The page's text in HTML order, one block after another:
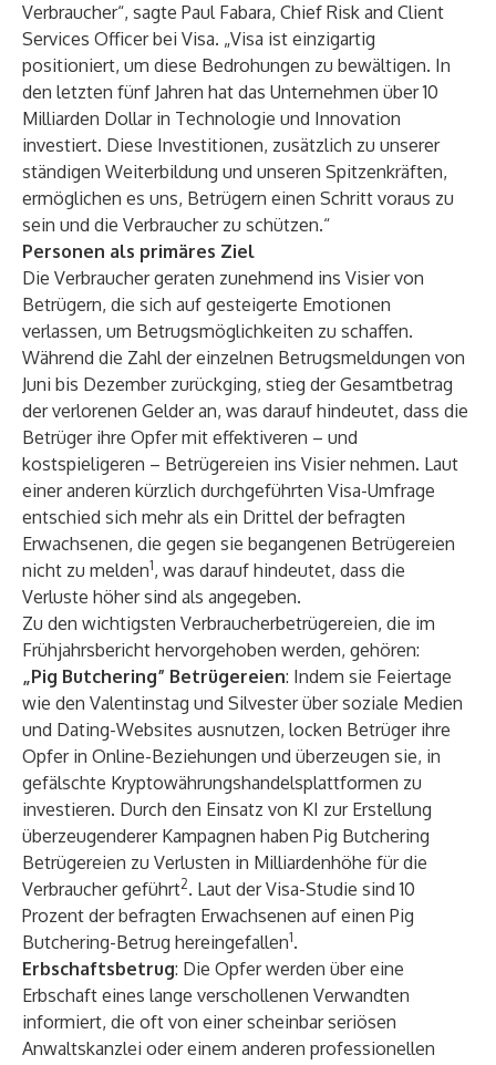
Verbraucher“, sagte Paul Fabara, Chief Risk and Client
Services Officer bei Visa. „Visa ist einzigartig
positioniert, um diese Bedrohungen zu bewältigen. In
den letzten fünf Jahren hat das Unternehmen über 10
Milliarden Dollar in Technologie und Innovation
investiert. Diese Investitionen, zusätzlich zu unserer
ständigen Weiterbildung und unseren Spitzenkräften,
ermöglichen es uns, Betrügern einen Schritt voraus zu
sein und die Verbraucher zu schützen.“
Personen als primäres Ziel
Die Verbraucher geraten zunehmend ins Visier von
Betrügern, die sich auf gesteigerte Emotionen
verlassen, um Betrugsmöglichkeiten zu schaffen.
Während die Zahl der einzelnen Betrugsmeldungen von
Juni bis Dezember zurückging, stieg der Gesamtbetrag
der verlorenen Gelder an, was darauf hindeutet, dass die
Betrüger ihre Opfer mit effektiveren – und
kostspieligeren – Betrügereien ins Visier nehmen. Laut
einer anderen kürzlich durchgeführten Visa-Umfrage
entschied sich mehr als ein Drittel der befragten
Erwachsenen, die gegen sie begangenen Betrügereien
nicht zu melden1, was darauf hindeutet, dass die
Verluste höher sind als angegeben.
Zu den wichtigsten Verbraucherbetrügereien, die im
Frühjahrsbericht hervorgehoben werden, gehören:
„Pig Butchering” Betrügereien: Indem sie Feiertage
wie den Valentinstag und Silvester über soziale Medien
und Dating-Websites ausnutzen, locken Betrüger ihre
Opfer in Online-Beziehungen und überzeugen sie, in
gefälschte Kryptowährungshandelsplattformen zu
investieren. Durch den Einsatz von KI zur Erstellung
überzeugenderer Kampagnen haben Pig Butchering
Betrügereien zu Verlusten in Milliardenhöhe für die
Verbraucher geführt2. Laut der Visa-Studie sind 10
Prozent der befragten Erwachsenen auf einen Pig
Butchering-Betrug hereingefallen1.
Erbschaftsbetrug: Die Opfer werden über eine
Erbschaft eines lange verschollenen Verwandten
informiert, die oft von einer scheinbar seriösen
Anwaltskanzlei oder einem anderen professionellen